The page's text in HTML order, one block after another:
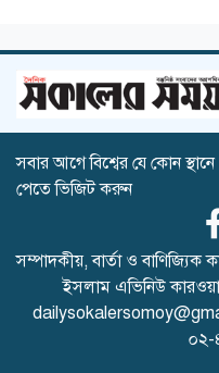
সবার আগে বিশ্বের যে কোন
পেতে ভিজিট করুন
সম্পাদকীয়, বার্তা ও বাণিজ্যিক
ইসলাম এভিনিউ